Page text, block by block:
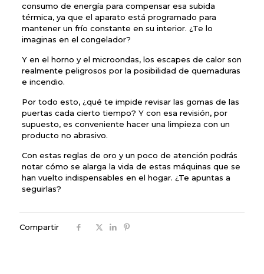
consumo de energía para compensar esa subida
térmica, ya que el aparato está programado para
mantener un frío constante en su interior. ¿Te lo
imaginas en el congelador?
Y en el horno y el microondas, los escapes de calor son
realmente peligrosos por la posibilidad de quemaduras
e incendio.
Por todo esto, ¿qué te impide revisar las gomas de las
puertas cada cierto tiempo? Y con esa revisión, por
supuesto, es conveniente hacer una limpieza con un
producto no abrasivo.
Con estas reglas de oro y un poco de atención podrás
notar cómo se alarga la vida de estas máquinas que se
han vuelto indispensables en el hogar. ¿Te apuntas a
seguirlas?
Compartir